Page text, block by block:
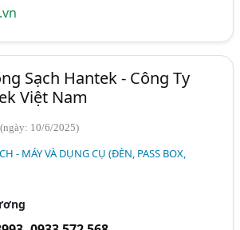
Sạch Hantek - Công Ty
Việt Nam
(ngày: 10/6/2025)
- MÁY VÀ DỤNG CỤ (ĐÈN, PASS BOX,